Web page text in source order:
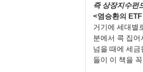
즉 상장지수펀
<염승환의 ETF
거기에 세대별
분에서 콕 집
넘을 때에 세
들이 이 책을